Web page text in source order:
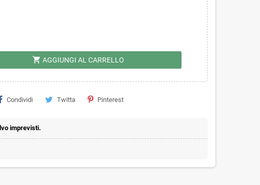
shopping_cart AGGIUNGI AL CARRELLO
Condividi Twitta Pinterest
imprevisti.